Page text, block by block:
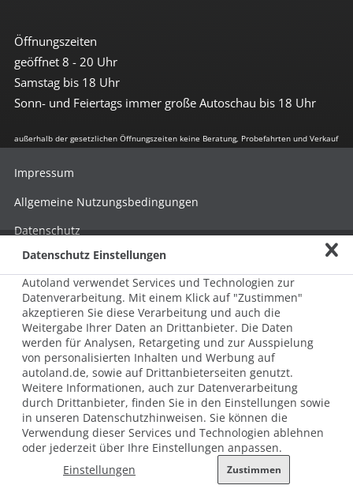
Öffnungszeiten
geöffnet 8 - 20 Uhr
Samstag bis 18 Uhr
Sonn- und Feiertags immer große Autoschau bis 18 Uhr
außerhalb der gesetzlichen Öffnungszeiten keine Beratung, Probefahrten und Verkauf
© 2026 AUTOLAND 24 SE & Co. Betriebs KG
Werner-von-Siemens-Str. 2, 06796 Brehna, Deutschland
Impressum
Allgemeine Nutzungsbedingungen
Datenschutz
Hinweisgebersystem nach HinSchG
Beschwerde nach LkSG
Grundsatzerklärung zum LkSG
Datenschutz Einstellungen
Autoland verwendet Services und Technologien zur
Datenverarbeitung. Mit einem Klick auf "Zustimmen"
akzeptieren Sie diese Verarbeitung und auch die
Weitergabe Ihrer Daten an Drittanbieter. Die Daten
werden für Analysen, Retargeting und zur Ausspielung
von personalisierten Inhalten und Werbung auf
autoland.de, sowie auf Drittanbieterseiten genutzt.
Weitere Informationen, auch zur Datenverarbeitung
durch Drittanbieter, finden Sie in den Einstellungen sowie
in unseren Datenschutzhinweisen. Sie können die
Verwendung dieser Services und Technologien ablehnen
oder jederzeit über Ihre Einstellungen anpassen.
Einstellungen
Zustimmen